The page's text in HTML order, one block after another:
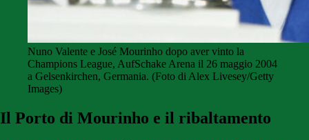
Nuno Valente e José Mourinho dopo aver vinto la
Champions League, AufSchake Arena il 26 maggio 2004
a Gelsenkirchen, Germania. (Foto di Alex Livesey/Getty
Images)
Il Porto di Mourinho e il ribaltamento